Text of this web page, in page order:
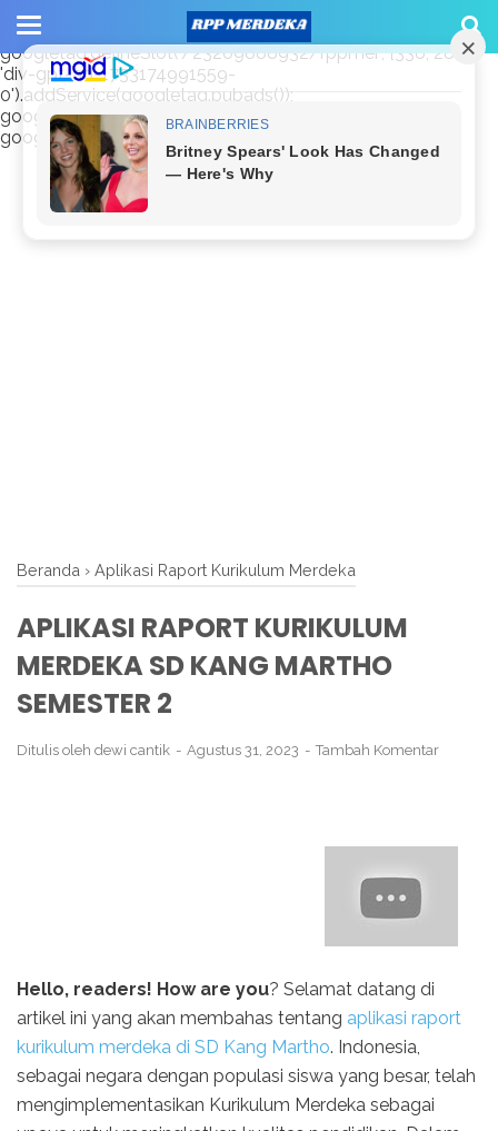
window.googletag = window.googletag || {cmd: []};
googletag.cmd.push(function() {
googletag.defineSlot('/23209888932/rppmer', [336, 280],
'div-gpt-ad-1733174991559-
0').addService(googletag.pubads());
googletag.pubads().enableSingleRequest();
googletag.enableServices(); });
Beranda › Aplikasi Raport Kurikulum Merdeka
APLIKASI RAPORT KURIKULUM
MERDEKA SD KANG MARTHO
SEMESTER 2
Ditulis oleh dewi cantik Agustus 31, 2023 Tambah Komentar
Hello, readers! How are you? Selamat datang di
artikel ini yang akan membahas tentang aplikasi raport
kurikulum merdeka di SD Kang Martho. Indonesia,
sebagai negara dengan populasi siswa yang besar, telah
mengimplementasikan Kurikulum Merdeka sebagai